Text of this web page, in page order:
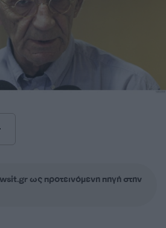
ως προτεινόμενη πηγή στην